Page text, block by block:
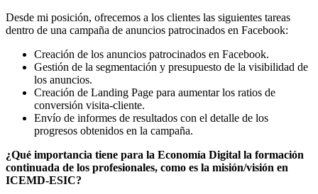
Desde mi posición, ofrecemos a los clientes las siguientes tareas
dentro de una campaña de anuncios patrocinados en Facebook:
Creación de los anuncios patrocinados en Facebook.
Gestión de la segmentación y presupuesto de la visibilidad de
los anuncios.
Creación de Landing Page para aumentar los ratios de
conversión visita-cliente.
Envío de informes de resultados con el detalle de los
progresos obtenidos en la campaña.
¿Qué importancia tiene para la Economía Digital la formación
continuada de los profesionales, como es la misión/visión en
ICEMD-ESIC?